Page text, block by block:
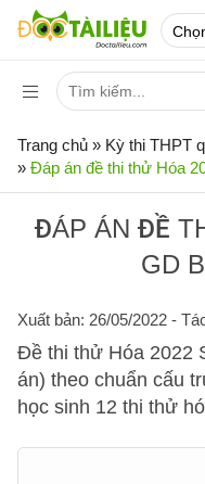
Trang chủ » Kỳ thi THPT
» Đáp án đề thi thử Hóa
ĐÁP ÁN ĐỀ
GD
Xuất bản: 26/05/2022 -
Đề thi thử Hóa 2022
án) theo chuẩn cấu
học sinh 12 thi thử